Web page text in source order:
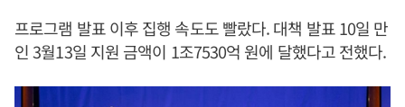
프로그램 발표 이후 집행 속도도 빨랐다. 대책 발표 10일 만
인 3월13일 지원 금액이 1조7530억 원에 달했다고 전했다.